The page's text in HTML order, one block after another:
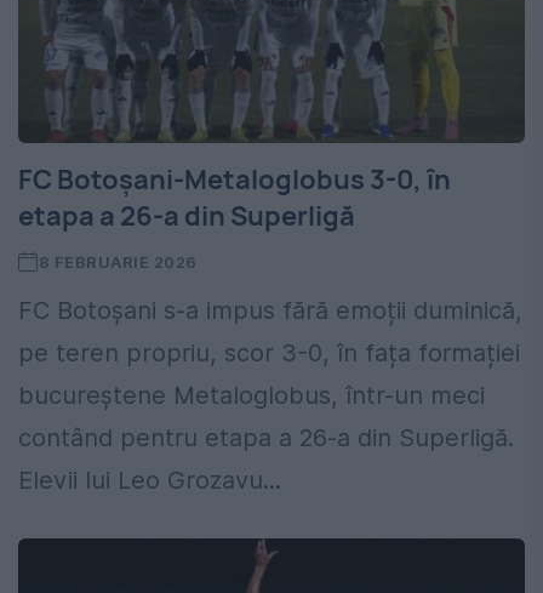
FC Botoșani-Metaloglobus 3-0, în
etapa a 26-a din Superligă
8 FEBRUARIE 2026
FC Botoșani s-a impus fără emoții duminică,
pe teren propriu, scor 3-0, în fața formației
bucureștene Metaloglobus, într-un meci
contând pentru etapa a 26-a din Superligă.
Elevii lui Leo Grozavu...